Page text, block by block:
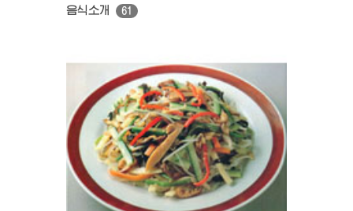
음식소개 61